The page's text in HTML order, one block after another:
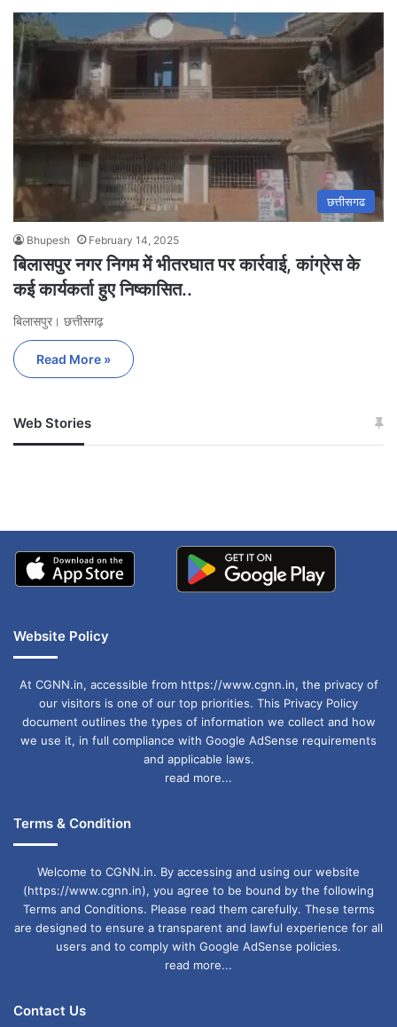
छत्तीसगढ
Bhupesh February 14, 2025
बिलासपुर नगर निगम में भीतरघात पर कार्रवाई, कांग्रेस के
कई कार्यकर्ता हुए निष्कासित..
बिलासपुर। छत्तीसगढ़
Read More »
Web Stories
जम्मू-कश्मीर में बारिश से
अपडेट
खाई में धक्का… आरोपियों ने
Website Policy
At CGNN.in, accessible from https://www.cgnn.in, the privacy of
our visitors is one of our top priorities. This Privacy Policy
document outlines the types of information we collect and how
we use it, in full compliance with Google AdSense requirements
and applicable laws.
read more...
Terms & Condition
Welcome to CGNN.in. By accessing and using our website
(https://www.cgnn.in), you agree to be bound by the following
Terms and Conditions. Please read them carefully. These terms
are designed to ensure a transparent and lawful experience for all
users and to comply with Google AdSense policies.
read more...
Contact Us